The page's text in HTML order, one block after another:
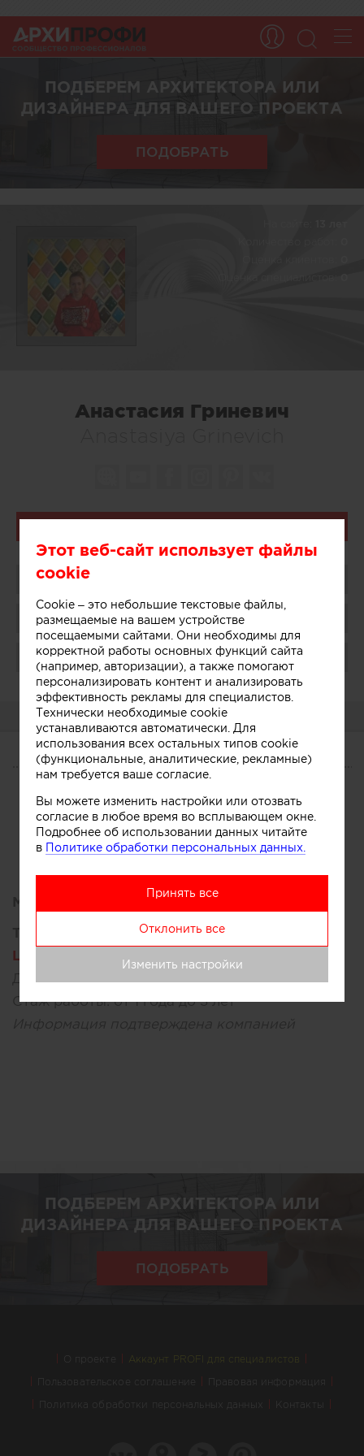
ПОДБЕРЕМ АРХИТЕКТОРА ИЛИ
ДИЗАЙНЕРА ДЛЯ ВАШЕГО ПРОЕКТА
ПОДОБРАТЬ
Анастасия Гриневич
Сохранить в избранное
Поблагодарить
О СЕБЕ
О СЕБЕ
CV Участник Сотрудничество
Текущее место работы:
Lava Ceramics Design
Стаж работы:от 1 года до 3 лет
ПОДБЕРЕМ АРХИТЕКТОРА ИЛИ
ДИЗАЙНЕРА ДЛЯ ВАШЕГО ПРОЕКТА
ПОДОБРАТЬ
О проекте Аккаунт PROFI для специалистов
Пользовательское соглашение Правовая информация
Политика обработки персональных данных Контакты
Этот веб-сайт использует файлы
cookie
Cookie – это небольшие текстовые файлы,
размещаемые на вашем устройстве
посещаемыми сайтами. Они необходимы для
корректной работы основных функций сайта
(например, авторизации), а также помогают
персонализировать контент и анализировать
эффективность рекламы для специалистов.
Технически необходимые cookie
устанавливаются автоматически. Для
использования всех остальных типов cookie
(функциональные, аналитические, рекламные)
нам требуется ваше согласие.
Вы можете изменить настройки или отозвать
согласие в любое время во всплывающем окне.
Подробнее об использовании данных читайте
в Политике обработки персональных данных.
Принять все
Отклонить все
Изменить настройки